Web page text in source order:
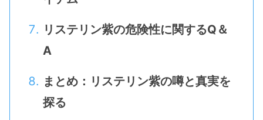
リステリン紫の危険性に関するQ＆
A
まとめ：リステリン紫の噂と真実を
探る